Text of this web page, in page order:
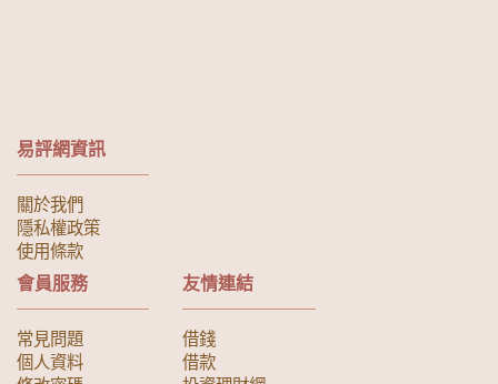
易評網資訊
關於我們
隱私權政策
使用條款
會員服務
常見問題
個人資料
友情連結
借錢
借款